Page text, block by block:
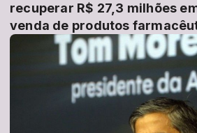
recuperar R$ 27,3 milhões
venda de produtos